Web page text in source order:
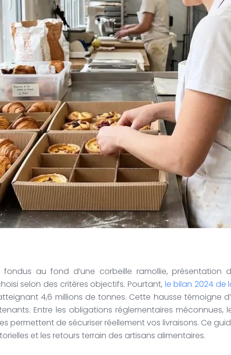
au fond d’une corbeille ramollie, présentation
selon des critères objectifs. Pourtant, le bilan 2024 de
4,6 millions de tonnes. Cette hausse témoigne
Entre les obligations réglementaires
permettent de sécuriser réellement vos livraisons. Ce
et les retours terrain des artisans alimentaires.